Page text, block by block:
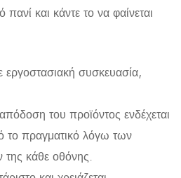
και κάντε το να φαίνεται
εργοστασιακή συσκευασία,
του προϊόντος ενδέχεται
το πραγματικό λόγω των
της κάθε οθόνης.